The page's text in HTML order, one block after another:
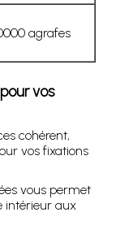
agrafes
vos
cohérent,
vos fixations
vous permet
intérieur aux